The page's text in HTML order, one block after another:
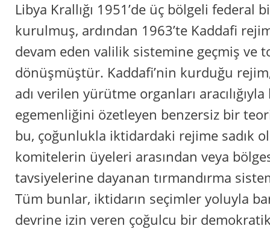
Libya Krallığı 1951’de üç bölgeli federal
kurulmuş, ardından 1963’te Kaddafi
devam eden valilik sistemine geçmiş ve
dönüşmüştür. Kaddafi’nin kurduğu
adı verilen yürütme organları
egemenliğini özetleyen benzersiz bir
bu, çoğunlukla iktidardaki rejime sadık
komitelerin üyeleri arasından veya
tavsiyelerine dayanan tırmandırma
Tüm bunlar, iktidarın seçimler yoluyla
devrine izin veren çoğulcu bir